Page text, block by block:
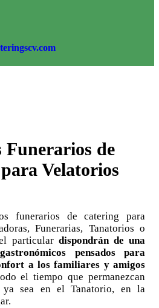
Funerarios de
Velatorios
funerarios de catering para
Funerarias, Tanatorios o
particular dispondrán de una
pensados para
a los familiares y amigos
el tiempo que permanezcan
sea en el Tanatorio, en la